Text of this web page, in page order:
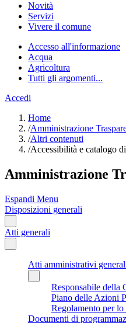
Novità
Servizi
Vivere il comune
Accesso all'informazione
Acqua
Agricoltura
Tutti gli argomenti...
Accedi
Home
/Amministrazione
/Altri contenuti
/Accessibilità e catalogo
Amministrazione
Espandi Menu
Disposizioni generali
Atti generali
Atti amministrativi
Responsabile della
Piano delle Azioni
Regolamento per
Documenti di